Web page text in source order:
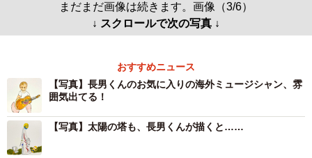
まだまだ画像は続きます。画像（3/6）
↓ スクロールで次の写真 ↓
おすすめニュース
【写真】長男くんのお気に入りの海外ミュージシャン、雰
囲気出てる！
【写真】太陽の塔も、長男くんが描くと……